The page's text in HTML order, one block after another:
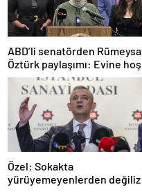
ABD’li senatörden Rümeysa
Öztürk paylaşımı: Evine hoş
geldin!
Özel: Sokakta
yürüyemeyenlerden değiliz